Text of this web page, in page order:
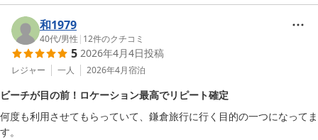
も着替えは最小限で大丈夫そう。私はお部屋のカーテンレールを利用し
て、暖房もつけて加湿かねてズボンやシャツを自然乾燥させていまし
た。
お部屋に柔軟剤の香りが広がってこれもまた良き。
積雪で残念でしたが、天気が良ければ、朝の散歩をしたり最高の朝食に
なるでしょう。
和1979
40代/男性 | 12件のクチコミ
5 2026年4月4日投稿
レジャー 一人 2026年4月宿泊
ビーチが目の前！ロケーション最高でリピート確定
何度も利用させてもらっていて、鎌倉旅行に行く目的の一つになってま
す。